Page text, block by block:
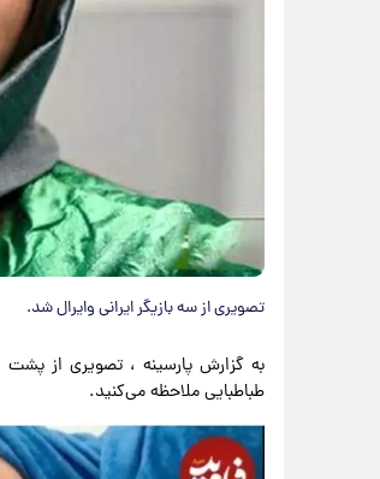
تصویری از سه بازیگر ایرانی وایرال شد.
طباطبایی ملاحظه می‌کنید.